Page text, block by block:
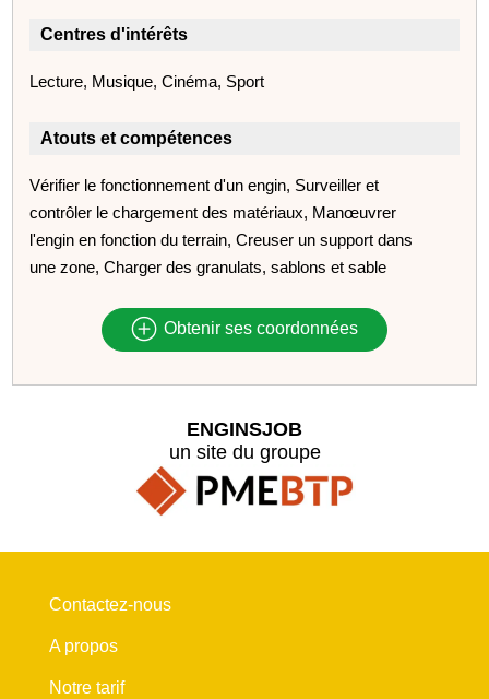
Centres d'intérêts
Lecture, Musique, Cinéma, Sport
Atouts et compétences
Vérifier le fonctionnement d'un engin, Surveiller et
contrôler le chargement des matériaux, Manœuvrer
l'engin en fonction du terrain, Creuser un support dans
une zone, Charger des granulats, sablons et sable
Obtenir ses coordonnées
ENGINSJOB
un site du groupe
Contactez-nous
A propos
Notre tarif